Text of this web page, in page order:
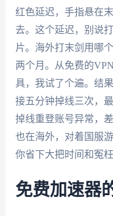
红色延迟，手指悬在
去。这个延迟，别说
片。海外打末剑用哪
两个月。从免费的
具，我试了个遍。结
接五分钟掉线三次，
掉线重登账号异常，
也在海外，对着国服
你省下大把时间和冤枉
免费加速器